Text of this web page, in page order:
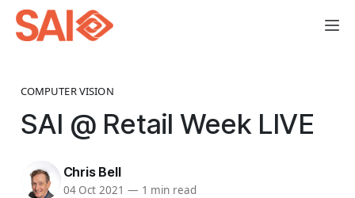
COMPUTER VISION
SAI @ Retail Week LIVE
Chris Bell
04 Oct 2021 — 1 min read